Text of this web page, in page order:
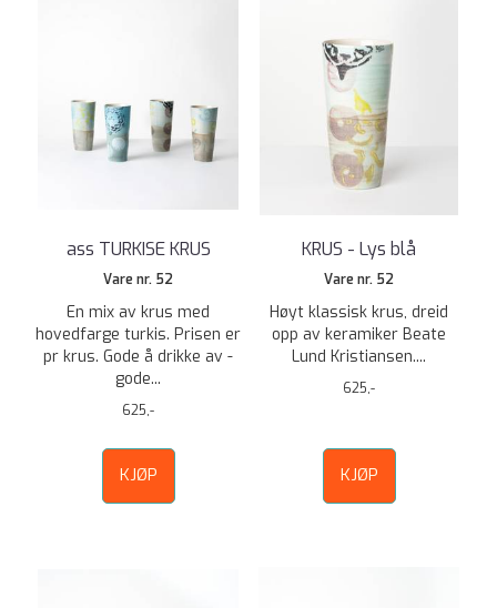
ass TURKISE KRUS
Vare nr. 52
En mix av krus med
hovedfarge turkis. Prisen er
pr krus. Gode å drikke av -
gode...
625,-
KJØP
KRUS - Lys blå
Vare nr. 52
Høyt klassisk krus, dreid
opp av keramiker Beate
Lund Kristiansen....
625,-
KJØP